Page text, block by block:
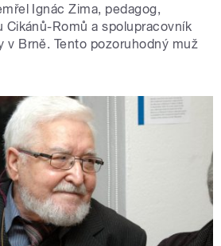
Ignác Zima, pedagog,
Cikánů-Romů a spolupracovník
v Brně. Tento pozoruhodný muž